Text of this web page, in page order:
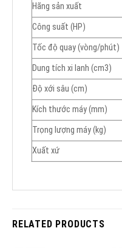
Hãng sản xuất
Công suất (HP)
Tốc độ quay (vòng/phút)
Dung tích xi lanh (cm3)
Độ xới sâu (cm)
Kích thước máy (mm)
Trọng lượng máy (kg)
Xuất xứ
RELATED PRODUCTS